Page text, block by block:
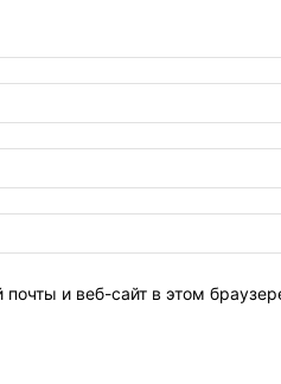
и веб-сайт в этом